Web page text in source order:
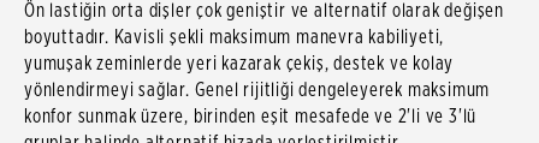
Ön lastiğin orta dişler çok geniştir ve alternatif olarak değişen
boyuttadır. Kavisli şekli maksimum manevra kabiliyeti,
yumuşak zeminlerde yeri kazarak çekiş, destek ve kolay
yönlendirmeyi sağlar. Genel rijitliği dengeleyerek maksimum
konfor sunmak üzere, birinden eşit mesafede ve 2'li ve 3'lü